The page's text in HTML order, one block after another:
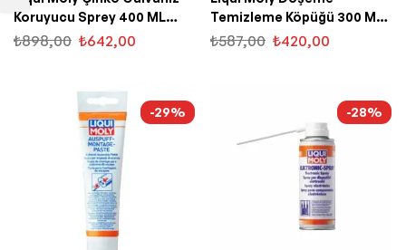
Koruyucu Sprey 400 ML
(1540)
₺898,00 ₺642,00
Temizleme Köpüğü 300 ML
(1539)
₺587,00 ₺420,00
-29% -28%